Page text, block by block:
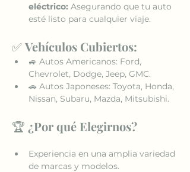
eléctrico: Asegurando que tu auto
esté listo para cualquier viaje.
✅ Vehículos Cubiertos:
🚙 Autos Americanos: Ford,
Chevrolet, Dodge, Jeep, GMC.
🚗 Autos Japoneses: Toyota, Honda,
Nissan, Subaru, Mazda, Mitsubishi.
🏆 ¿Por qué Elegirnos?
Experiencia en una amplia variedad
de marcas y modelos.